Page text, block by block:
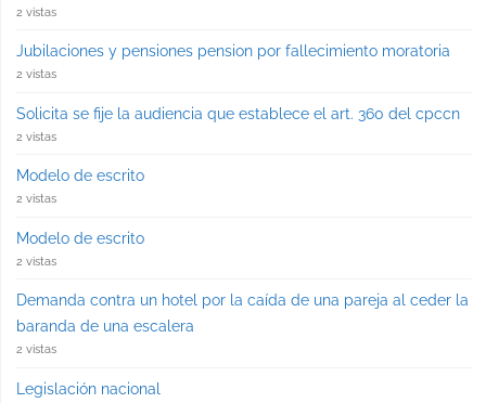
2 vistas
Jubilaciones y pensiones pension por fallecimiento moratoria
2 vistas
Solicita se fije la audiencia que establece el art. 360 del cpccn
2 vistas
Modelo de escrito
2 vistas
Modelo de escrito
2 vistas
Demanda contra un hotel por la caída de una pareja al ceder la
baranda de una escalera
2 vistas
Legislación nacional